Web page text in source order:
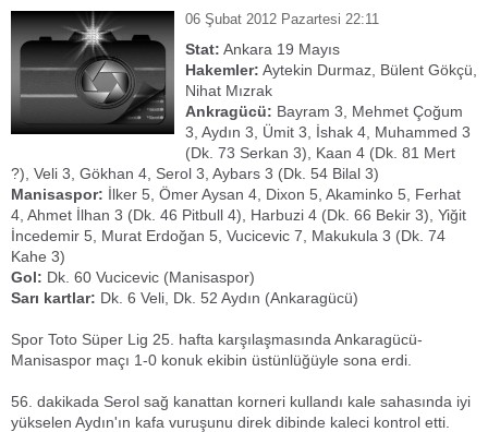
Röportaj
Tanıtım Yazısı
06 Şubat 2012 Pazartesi 22:11
Stat: Ankara 19 Mayıs
Hakemler: Aytekin Durmaz, Bülent Gökçü,
Nihat Mızrak
Ankragücü: Bayram 3, Mehmet Çoğum
3, Aydın 3, Ümit 3, İshak 4, Muhammed 3
(Dk. 73 Serkan 3), Kaan 4 (Dk. 81 Mert
?), Veli 3, Gökhan 4, Serol 3, Aybars 3 (Dk. 54 Bilal 3)
Manisaspor: İlker 5, Ömer Aysan 4, Dixon 5, Akaminko 5, Ferhat
4, Ahmet İlhan 3 (Dk. 46 Pitbull 4), Harbuzi 4 (Dk. 66 Bekir 3), Yiğit
İncedemir 5, Murat Erdoğan 5, Vucicevic 7, Makukula 3 (Dk. 74
Kahe 3)
Gol: Dk. 60 Vucicevic (Manisaspor)
Sarı kartlar: Dk. 6 Veli, Dk. 52 Aydın (Ankaragücü)
Spor Toto Süper Lig 25. hafta karşılaşmasında Ankaragücü-
Manisaspor maçı 1-0 konuk ekibin üstünlüğüyle sona erdi.
56. dakikada Serol sağ kanattan korneri kullandı kale sahasında iyi
yükselen Aydın'ın kafa vuruşunu direk dibinde kaleci kontrol etti.